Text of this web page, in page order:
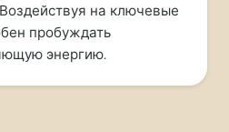
на ключевые
пробуждать
энергию.